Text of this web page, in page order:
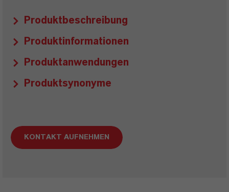
Produktbeschreibung
Produktinformationen
Produktanwendungen
Produktsynonyme
KONTAKT AUFNEHMEN